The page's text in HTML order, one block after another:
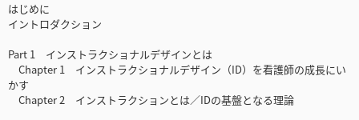
はじめに
イントロダクション
Part 1 インストラクショナルデザインとは
Chapter 1 インストラクショナルデザイン（ID）を看護師の成長にい
かす
Chapter 2 インストラクションとは／IDの基盤となる理論